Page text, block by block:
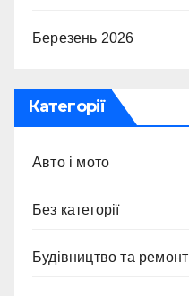
Березень 2026
Категорії
Авто і мото
Без категорії
Будівництво та ремонт